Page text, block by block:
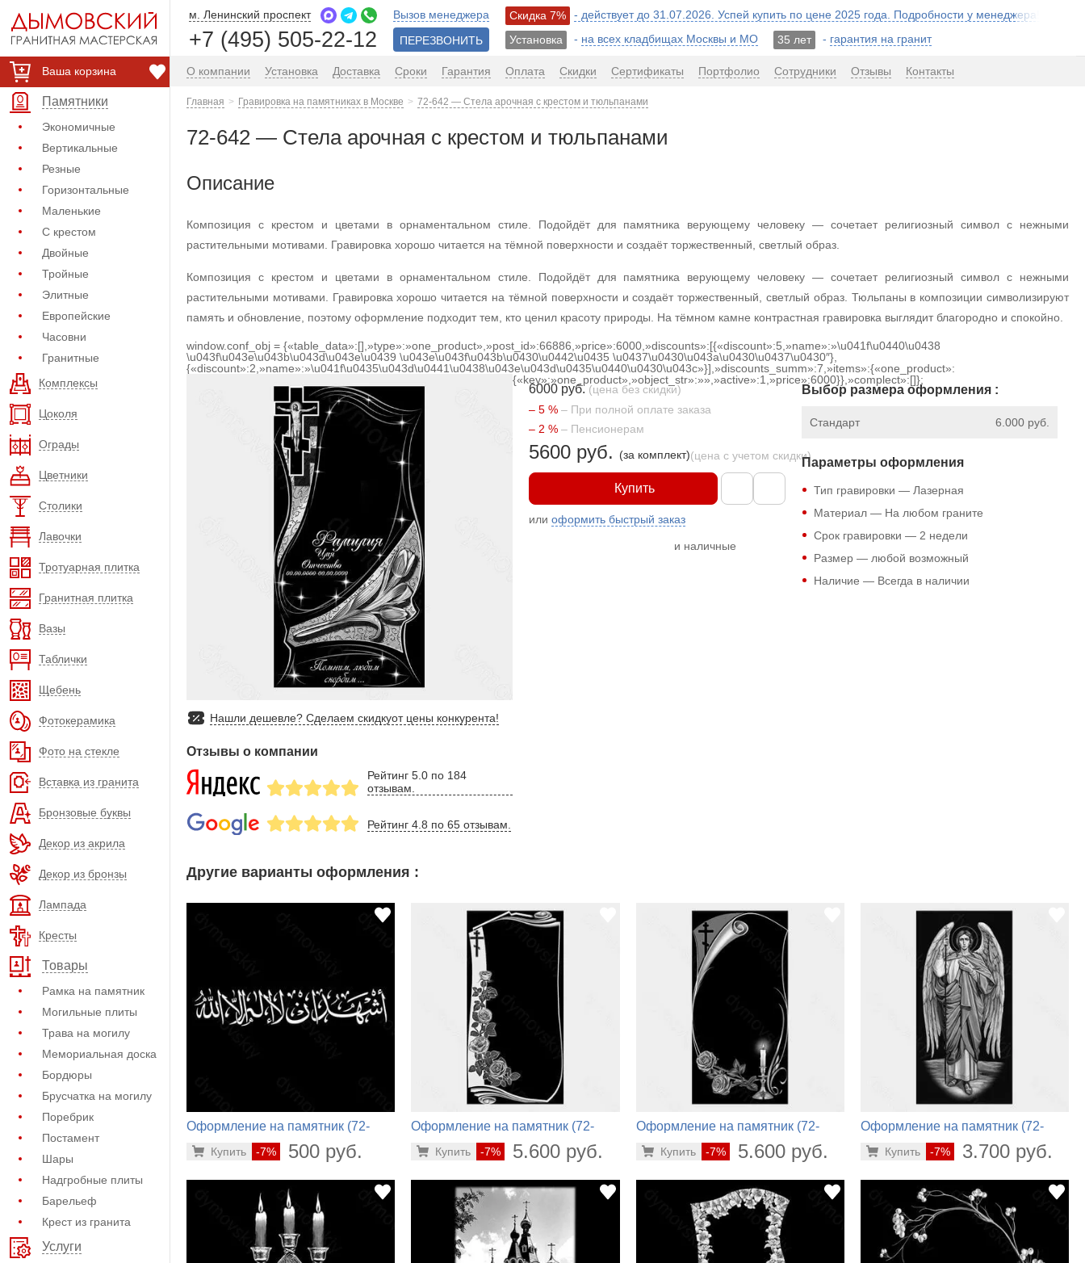
Ваша корзина
Памятники
Экономичные
Вертикальные
Резные
Горизонтальные
Маленькие
С крестом
Двойные
Тройные
Элитные
Европейские
Часовни
Гранитные
Комплексы
Цоколя
Ограды
Цветники
Столики
Лавочки
Тротуарная плитка
Гранитная плитка
Вазы
Таблички
Щебень
Фотокерамика
Фото на стекле
Вставка из гранита
Бронзовые буквы
Декор из акрила
Декор из бронзы
Лампада
Кресты
Товары
Рамка на памятник
Могильные плиты
Трава на могилу
Мемориальная доска
Бордюры
Брусчатка на могилу
Поребрик
Постамент
Шары
Надгробные плиты
Барельеф
Крест из гранита
Услуги
м. Ленинский проспект
+7 (495) 505-22-12
Вызов менеджера
ПЕРЕЗВОНИТЬ
Скидка 7%
- действует до 31.07.2026. Успей купить по цене 2025 года. Подробности у менеджера!
Установка
- на всех кладбищах Москвы и МО 35 лет - гарантия на гранит
О компании Установка Доставка Сроки Гарантия Оплата Скидки Сертификаты Портфолио Сотрудники Отзывы Контакты
Главная Гравировка на памятниках в Москве 72-642 — Стела арочная с крестом и тюльпанами
72-642 — Стела арочная с крестом и тюльпанами
Описание
Композиция с крестом и цветами в орнаментальном стиле. Подойдёт для памятника верующему человеку — сочетает религиозный символ с нежными
растительными мотивами. Гравировка хорошо читается на тёмной поверхности и создаёт торжественный, светлый образ.
Композиция с крестом и цветами в орнаментальном стиле. Подойдёт для памятника верующему человеку — сочетает религиозный символ с нежными
растительными мотивами. Гравировка хорошо читается на тёмной поверхности и создаёт торжественный, светлый образ. Тюльпаны в композиции символизируют
память и обновление, поэтому оформление подходит тем, кто ценил красоту природы. На тёмном камне контрастная гравировка выглядит благородно и спокойно.
window.conf_obj = {«table_data»:[],»type»:»one_product»,»post_id»:66886,»price»:6000,»discounts»:[{«discount»:5,»name»:»\u041f\u0440\u0438
\u043f\u043e\u043b\u043d\u043e\u0439 \u043e\u043f\u043b\u0430\u0442\u0435 \u0437\u0430\u043a\u0430\u0437\u0430″},
{«discount»:2,»name»:»\u041f\u0435\u043d\u0441\u0438\u043e\u043d\u0435\u0440\u0430\u043c»}],»discounts_summ»:7,»items»:{«one_product»:
{«key»:»one_product»,»object_str»:»»,»active»:1,»price»:6000}},»complect»:[]};
Нашли дешевле? Сделаем скидкуот цены конкурента!
Отзывы о компании
Рейтинг 5.0 по 184
отзывам.
Рейтинг 4.8 по 65 отзывам.
6000 руб. (цена без скидки)
– 5 % – При полной оплате заказа
– 2 % – Пенсионерам
5600 руб. (за комплект)(цена с учетом скидки)
Купить
илиоформить быстрый заказ
и наличные
Выбор размера оформления :
6.000 руб.
Стандарт
Параметры оформления
Тип гравировки — Лазерная
Материал — На любом граните
Срок гравировки — 2 недели
Размер — любой возможный
Наличие — Всегда в наличии
Другие варианты оформления :
Оформление на памятник (72-
-7% 500 руб.
Купить
Оформление на памятник (72-
-7% 5.600 руб.
Купить
Оформление на памятник (72-
-7% 5.600 руб.
Купить
Оформление на памятник (72-
-7% 3.700 руб.
Купить